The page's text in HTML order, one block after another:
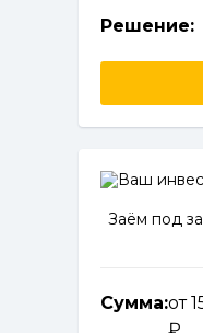
Решение:
Заём под
Сумма:от